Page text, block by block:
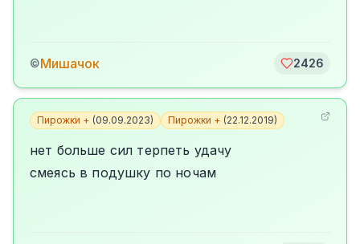
©Мишачок 2426
Пирожки + (09.09.2023) Пирожки + (22.12.2019)
нет больше сил терпеть удачу
смеясь в подушку по ночам